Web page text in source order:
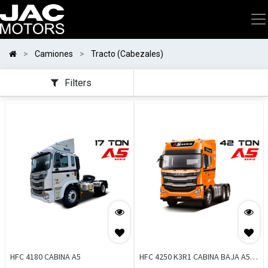
Camiones Tracto (Cabezales)
Filters
HFC 4180 CABINA A5
HFC 4250 K3R1 CABINA BAJA A5